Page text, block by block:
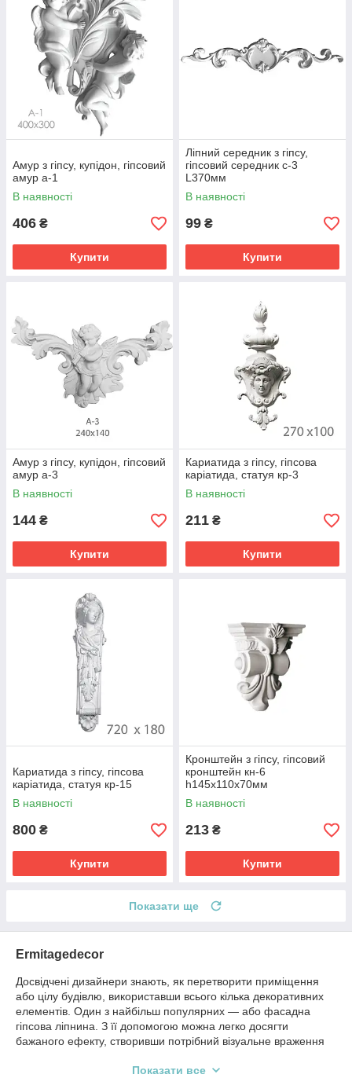
Амур з гіпсу, купідон, гіпсовий
амур а-1
В наявності
406 ₴
Купити
Ліпний середник з гіпсу,
гіпсовий середник с-3
L370мм
В наявності
99 ₴
Купити
Амур з гіпсу, купідон, гіпсовий
амур а-3
В наявності
144 ₴
Купити
Кариатида з гіпсу, гіпсова
каріатида, статуя кр-3
В наявності
211 ₴
Купити
Кариатида з гіпсу, гіпсова
каріатида, статуя кр-15
В наявності
800 ₴
Купити
Кронштейн з гіпсу, гіпсовий
кронштейн кн-6
h145х110х70мм
В наявності
213 ₴
Купити
Показати ще
Ermitagedecor
Досвідчені дизайнери знають, як перетворити приміщення
або цілу будівлю, використавши всього кілька декоративних
елементів. Один з найбільш популярних — або фасадна
гіпсова ліпнина. З її допомогою можна легко досягти
бажаного ефекту, створивши потрібний візуальне враження
Показати все